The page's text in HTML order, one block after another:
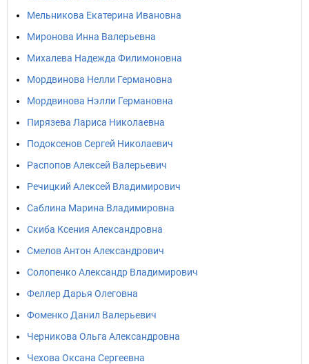
Мельникова Екатерина Ивановна
Миронова Инна Валерьевна
Михалева Надежда Филимоновна
Мордвинова Нелли Германовна
Мордвинова Нэлли Германовна
Пирязева Лариса Николаевна
Подоксенов Сергей Николаевич
Распопов Алексей Валерьевич
Речицкий Алексей Владимирович
Саблина Марина Владимировна
Скиба Ксения Александровна
Смелов Антон Александрович
Солопенко Александр Владимирович
Феллер Дарья Олеговна
Фоменко Данил Валерьевич
Черникова Ольга Александровна
Чехова Оксана Сергеевна